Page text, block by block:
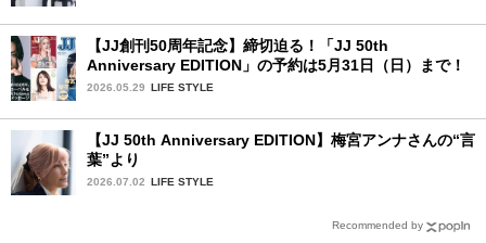
【JJ創刊50周年記念】締切迫る！「JJ 50th
Anniversary EDITION」の予約は5月31日（日）まで！
2026.05.29 LIFE STYLE
【JJ 50th Anniversary EDITION】梅宮アンナさんの“言
葉”より
2026.07.02 LIFE STYLE
Recommended by